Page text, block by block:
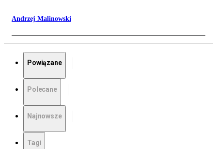
Andrzej Malinowski
Powiązane
Polecane
Najnowsze
Tagi